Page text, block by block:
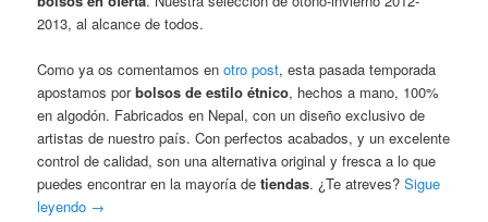
2013, al alcance de todos.
Como ya os comentamos enotro post, esta pasada temporada
apostamos porbolsos de estilo étnico, hechos a mano, 100%
en algodón. Fabricados en Nepal, con un diseño exclusivo de
artistas de nuestro país. Con perfectos acabados, y un excelente
control de calidad, son una alternativa original y fresca a lo que
puedes encontrar en la mayoría detiendas. ¿Te atreves?Sigue
leyendo →